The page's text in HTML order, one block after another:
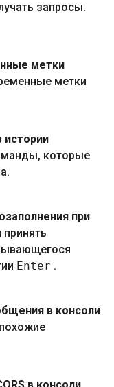
запросы.
метки
метки
истории
, которые
.
при
принять
Enter .
в консоли